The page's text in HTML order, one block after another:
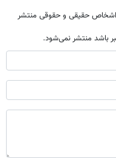
اشخاص حقیقی و حقوقی منتشر
باشد منتشر نمی‌شود.